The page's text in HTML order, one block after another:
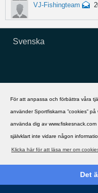
För att anpassa och förbättra våra
använder Sportfiskarna ”cookies”
använda dig av
självklart inte vidare någon
Klicka här för att läsa mer om
Det
VJ-Fishingteam
Svenska
Copyright ©2002 - 2021,
Copyright ©
All